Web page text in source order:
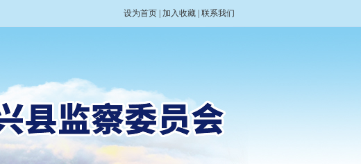
设为首页 加入收藏 联系我们